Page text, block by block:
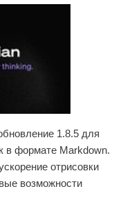
1.8.5 для
в формате Markdown.
отрисовки
возможности